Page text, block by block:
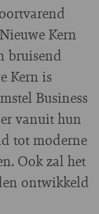
Kern
bruisend
Kern is
Business
vanuit hun
tot moderne
Ook zal het
ontwikkeld